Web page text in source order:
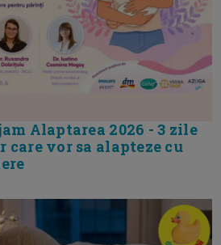
Alaptarea 2026 - 3 zile
care vor sa alapteze cu